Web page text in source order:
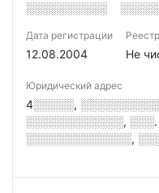
░░░░░░░░░░
Дата регистрации
12.08.2004 Не
Юридический адрес
4░░░░░,
░░░░░░░░░░░░,
░░░░░░░░░░░░░,